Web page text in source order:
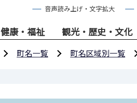
音声読み上げ・文字拡大
健康・福祉 観光・歴史・文化
町名一覧 町名区域別一覧